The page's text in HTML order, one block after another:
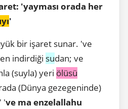
'yayması orada her
'
bir işaret sunar. 've
indirdiği sudan; ve
(suyla) yeri ölüsü
(Dünya gezegeninde)
've ma enzelallahu